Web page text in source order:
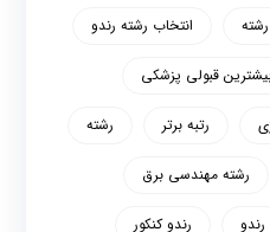
انتخاب رشته رندو
قبولی پزشکی
رتبه برتر رشته
رشته مهندسی برق
رندو رندو کنکور